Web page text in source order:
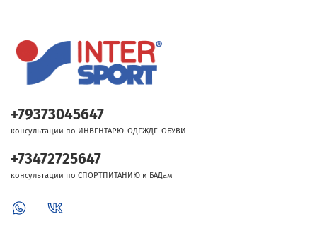
+79373045647
консультации по ИНВЕНТАРЮ-ОДЕЖДЕ-ОБУВИ
+73472725647
консультации по СПОРТПИТАНИЮ и БАДам